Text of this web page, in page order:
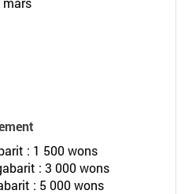
: 1 500 wons
: 3 000 wons
: 5 000 wons